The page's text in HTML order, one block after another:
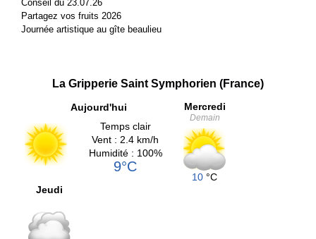
Conseil du 23.07.26
Partagez vos fruits 2026
Journée artistique au gîte beaulieu
La Gripperie Saint Symphorien (France)
Aujourd'hui
Temps clair
Vent : 2.4 km/h
Humidité : 100%
9°C
Mercredi
Demain
10 °C
Jeudi